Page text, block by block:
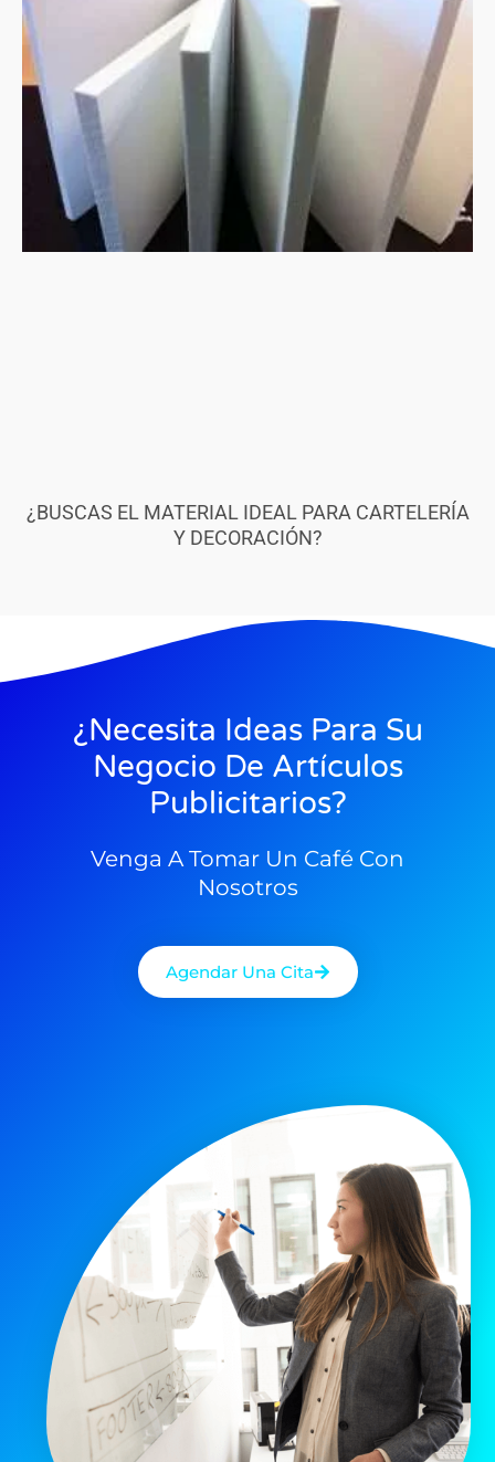
¿BUSCAS EL MATERIAL IDEAL PARA CARTELERÍA
Y DECORACIÓN?
¿Necesita Ideas Para Su
Negocio De Artículos
Publicitarios?
Venga A Tomar Un Café Con
Nosotros
Agendar Una Cita